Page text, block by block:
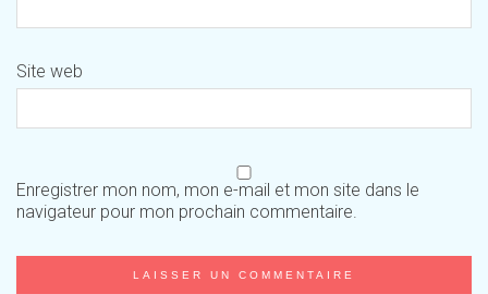
Site web
Enregistrer mon nom, mon e-mail et mon site dans le
navigateur pour mon prochain commentaire.